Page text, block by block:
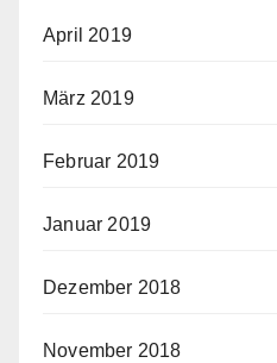
April 2019
März 2019
Februar 2019
Januar 2019
Dezember 2018
November 2018